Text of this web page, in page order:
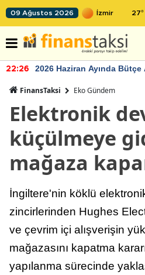
09 Ağustos 2026 27°
22:26 2026 Haziran Ayında Bütçe
FinansTaksi Eko Gündem
Elektronik
küçülmeye
mağaza
İngiltere'nin köklü
zincirlerinden Hughes
ve çevrim içi alışverişin
mağazasını kapatma
yapılanma sürecinde